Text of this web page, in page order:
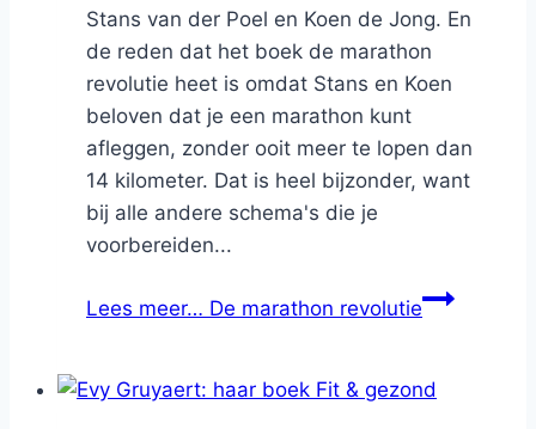
Stans van der Poel en Koen de Jong. En
de reden dat het boek de marathon
revolutie heet is omdat Stans en Koen
beloven dat je een marathon kunt
afleggen, zonder ooit meer te lopen dan
14 kilometer. Dat is heel bijzonder, want
bij alle andere schema's die je
voorbereiden...
Lees meer… De marathon revolutie